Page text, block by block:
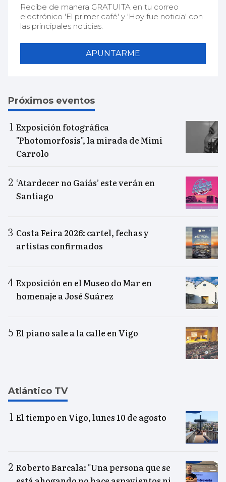
Recibe de manera GRATUITA en tu correo
electrónico 'El primer café' y 'Hoy fue noticia' con
las principales noticias.
APUNTARME
Próximos eventos
Exposición fotográfica
"Photomorfosis", la mirada de Mimi
Carrolo
‘Atardecer no Gaiás’ este verán en
Santiago
Costa Feira 2026: cartel, fechas y
artistas confirmados
Exposición en el Museo do Mar en
homenaje a José Suárez
El piano sale a la calle en Vigo
Atlántico TV
El tiempo en Vigo, lunes 10 de agosto
Roberto Barcala: "Una persona que se